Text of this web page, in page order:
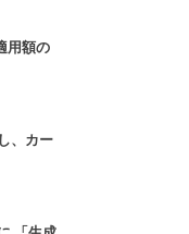
用額の
、カー